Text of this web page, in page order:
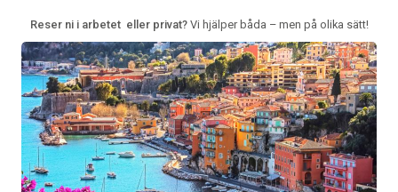
Reser ni i arbetet eller privat?Vi hjälper båda – men på olika sätt!